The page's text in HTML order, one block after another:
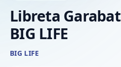
Libreta
BIG LIFE
BIG LIFE